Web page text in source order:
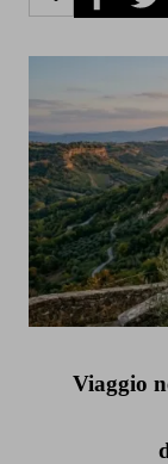
Viaggio